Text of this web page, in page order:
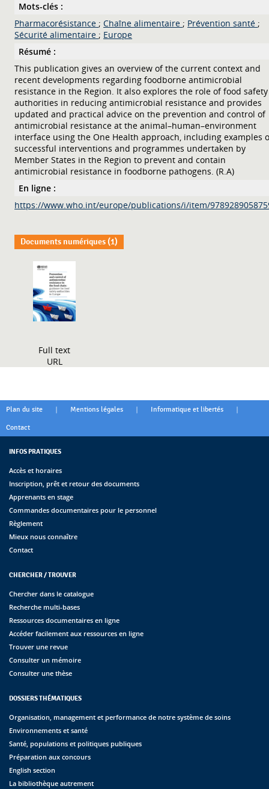
Mots-clés :
Pharmacorésistance ; Chaîne alimentaire ; Prévention santé ;
Sécurité alimentaire ; Europe
Résumé :
This publication gives an overview of the current context and
recent developments regarding foodborne antimicrobial
resistance in the Region. It also explores the role of food safety
authorities in reducing antimicrobial resistance and provides
updated and practical advice on the prevention and control of
antimicrobial resistance at the animal–human–environment
interface using the One Health approach, including examples
successful interventions and programmes undertaken by
Member States in the Region to prevent and contain
antimicrobial resistance in foodborne pathogens. (R.A)
En ligne :
https://www.who.int/europe/publications/i/item/
Documents numériques (1)
Full text
URL
Plan du site | Mentions légales | Informatique et libertés |
Contact
INFOS PRATIQUES
Accès et horaires
Inscription, prêt et retour des documents
Apprenants en stage
Commandes documentaires pour le personnel
Règlement
Mieux nous connaître
Contact
CHERCHER / TROUVER
Chercher dans le catalogue
Recherche multi-bases
Ressources documentaires en ligne
Accéder facilement aux ressources en ligne
Trouver une revue
Consulter un mémoire
Consulter une thèse
DOSSIERS THÉMATIQUES
Organisation, management et performance de notre système de soins
Environnements et santé
Santé, populations et politiques publiques
Préparation aux concours
English section
La bibliothèque autrement